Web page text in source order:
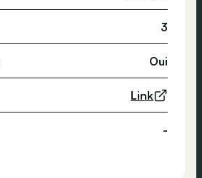
3
Oui
Link
-